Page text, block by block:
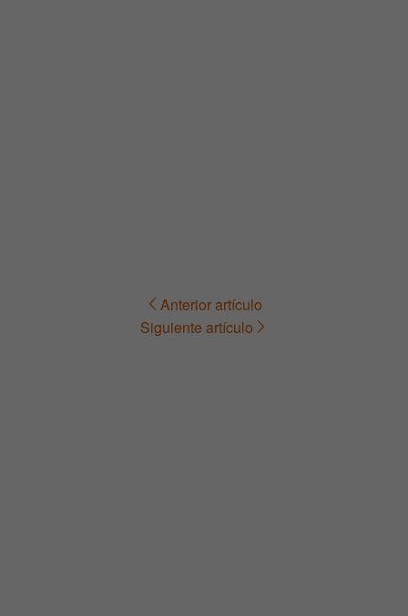
Navegación Anterior artículo
Siguiente artículo